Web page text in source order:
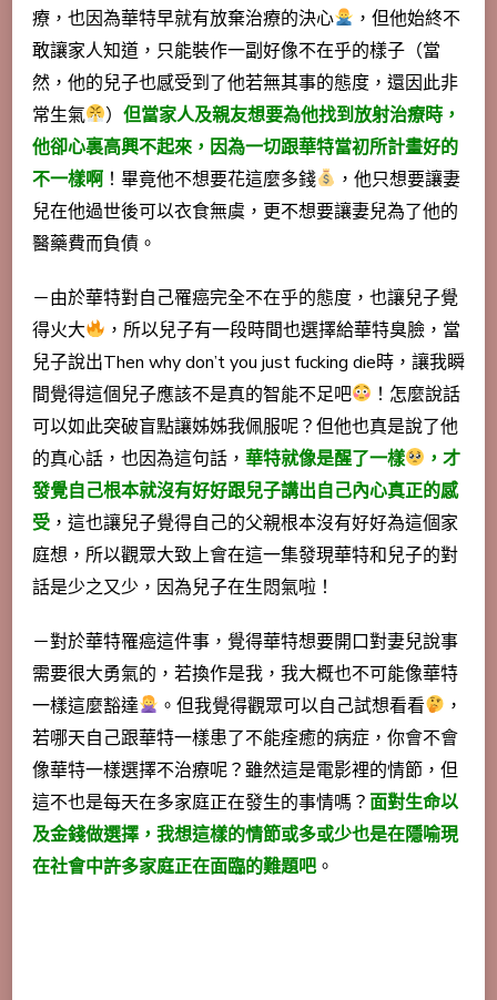
療，也因為華特早就有放棄治療的決心
，但他始終不
敢讓家人知道，只能裝作一副好像不在乎的樣子（當
然，他的兒子也感受到了他若無其事的態度，還因此非
常生氣
）但當家人及親友想要為他找到放射治療時，
他卻心裏高興不起來，因為一切跟華特當初所計畫好的
不一樣啊 ！畢竟他不想要花這麼多錢
，他只想要讓妻
兒在他過世後可以衣食無虞，更不想要讓妻兒為了他的
醫藥費而負債。
－由於華特對自己罹癌完全不在乎的態度，也讓兒子覺
得火大
，所以兒子有一段時間也選擇給華特臭臉，當
兒子說出Then why don’t you just fucking die時，讓我瞬
間覺得這個兒子應該不是真的智能不足吧
！怎麼說話
可以如此突破盲點讓姊姊我佩服呢？但他也真是說了他
的真心話，也因為這句話， 華特就像是醒了一樣
，才
發覺自己根本就沒有好好跟兒子講出自己內心真正的感
受 ，這也讓兒子覺得自己的父親根本沒有好好為這個家
庭想，所以觀眾大致上會在這一集發現華特和兒子的對
話是少之又少，因為兒子在生悶氣啦！
－對於華特罹癌這件事，覺得華特想要開口對妻兒說事
需要很大勇氣的，若換作是我，我大概也不可能像華特
一樣這麼豁達
。但我覺得觀眾可以自己試想看看
，
若哪天自己跟華特一樣患了不能痊癒的病症，你會不會
像華特一樣選擇不治療呢？雖然這是電影裡的情節，但
這不也是每天在多家庭正在發生的事情嗎？ 面對生命以
及金錢做選擇，我想這樣的情節或多或少也是在隱喻現
在社會中許多家庭正在面臨的難題吧 。